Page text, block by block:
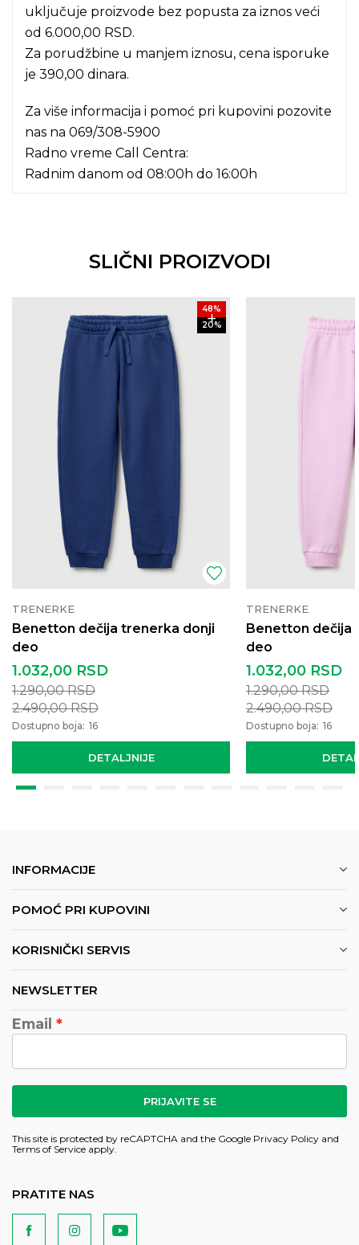
uključuje proizvode bez popusta za iznos veći
od 6.000,00 RSD.
Za porudžbine u manjem iznosu, cena isporuke
je 390,00 dinara.
Za više informacija i pomoć pri kupovini pozovite
nas na 069/308-5900
Radno vreme Call Centra:
Radnim danom od 08:00h do 16:00h
SLIČNI PROIZVODI
48%
20%
TRENERKE
Benetton dečija trenerka donji
deo
DETALJNIJE
1.032,00 RSD
1.290,00RSD
2.490,00RSD
Dostupno boja: 16
TRENERKE
Benetton dečija
deo
1.032,00 RSD
1.290,00RSD
2.490,00RSD
Dostupno boja: 16
INFORMACIJE
POMOĆ PRI KUPOVINI
KORISNIČKI SERVIS
NEWSLETTER
Email
PRIJAVITE SE
This site is protected by reCAPTCHA and the Google Privacy Policy and
Terms of Service apply.
PRATITE NAS